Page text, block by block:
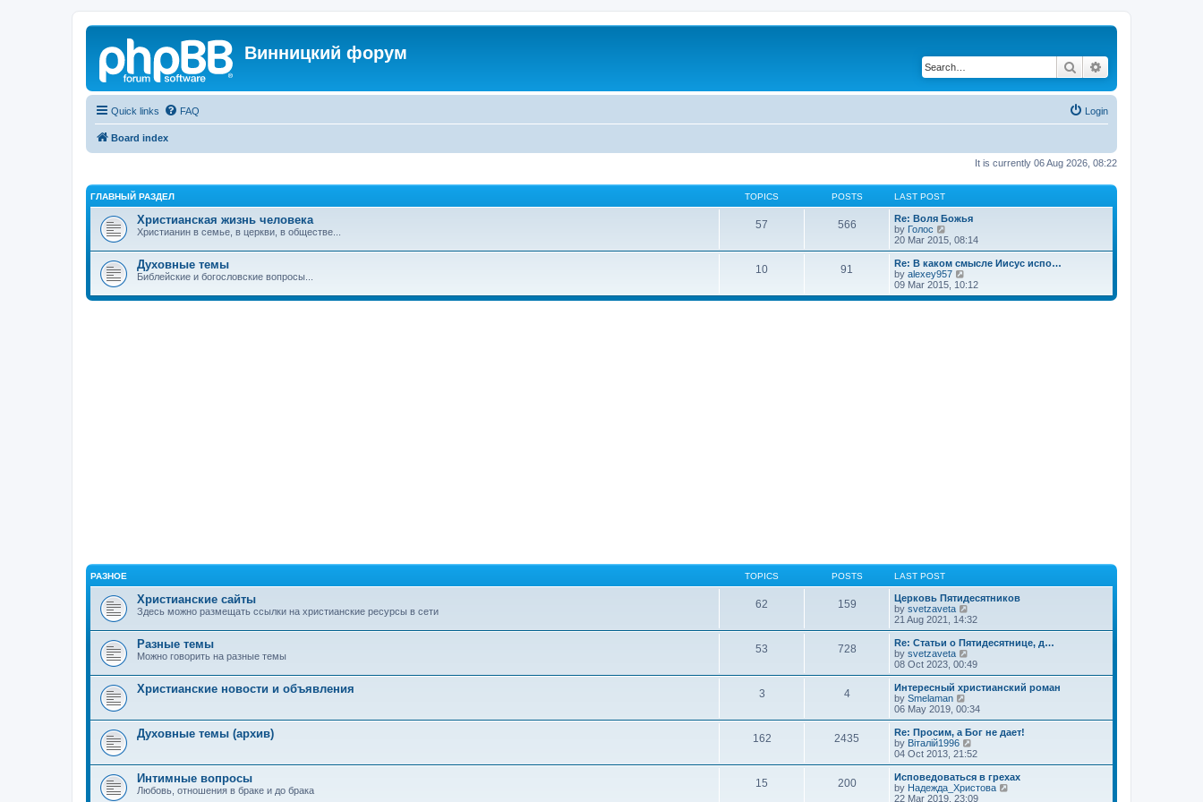
Винницкий форум
Search
Quick links FAQ Login
Board index
It is currently 06 Aug 2026, 08:22
ГЛАВНЫЙ РАЗДЕЛ TOPICS POSTS LAST POST
Христианская жизнь человека
Христианин в семье, в церкви, в обществе...
57 566
Re: Воля Божья
by Голос
i
e
w
t
h
e
l
20 Mar 2015, 08:14
Духовные темы
Библейские и богословские вопросы...
10 91
Re: В каком смысле Иисус испо…
by alexey957
i
e
09 Mar 2015, 10:12
РАЗНОЕ TOPICS POSTS LAST POST
Христианские сайты
Здесь можно размещать ссылки на христианские ресурсы в сети
62 159
Церковь Пятидесятников
by svetzaveta
i
e
w
h
a
t
e
t
p
o
s
t
21 Aug 2021, 14:32
Разные темы
Можно говорить на разные темы
53 728
Re: Статьи о Пятидесятнице, д…
by svetzaveta
i
e
w
h
l
a
t
e
t
p
08 Oct 2023, 00:49
Христианские новости и объявления 3 4
Интересный христианский роман
by Smelaman
i
e
w
t
h
a
t
06 May 2019, 00:34
Духовные темы (архив) 162 2435
Re: Просим, а Бог не дает!
by Віталій1996
i
e
w
t
h
04 Oct 2013, 21:52
Интимные вопросы
Любовь, отношения в браке и до брака
15 200
Исповедоваться в грехах
by Надежда_Христова
22 Mar 2019, 23:09